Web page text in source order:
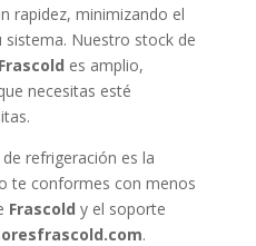
rapidez, minimizando el
Nuestro stock de
es amplio,
necesitas esté
refrigeración es la
te conformes con menos
Frascold y el soporte
.